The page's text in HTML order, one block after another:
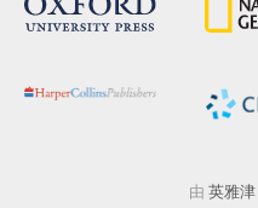
由 英雅津